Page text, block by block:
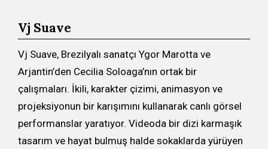
Vj Suave
Vj Suave, Brezilyalı sanatçı Ygor Marotta ve
Arjantin’den Cecilia Soloaga’nın ortak bir
çalışmaları. İkili, karakter çizimi, animasyon ve
projeksiyonun bir karışımını kullanarak canlı görsel
performanslar yaratıyor. Videoda bir dizi karmaşık
tasarım ve hayat bulmuş halde sokaklarda yürüyen